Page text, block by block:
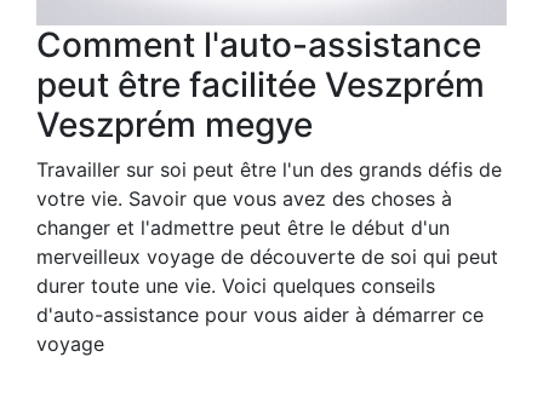
Comment l'auto-assistance
peut être facilitée Veszprém
Veszprém megye
Travailler sur soi peut être l'un des grands défis de
votre vie. Savoir que vous avez des choses à
changer et l'admettre peut être le début d'un
merveilleux voyage de découverte de soi qui peut
durer toute une vie. Voici quelques conseils
d'auto-assistance pour vous aider à démarrer ce
voyage